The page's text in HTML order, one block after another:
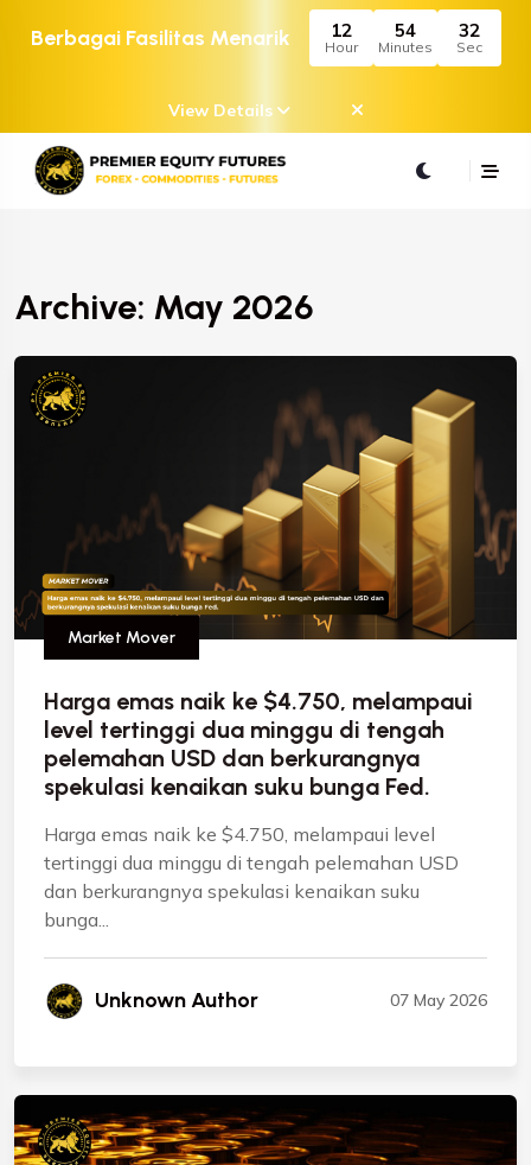
Berbagai Fasilitas Menarik 12
Hour
54
Minutes
32
Sec
View Details
Archive: May 2026
Market Mover
Harga emas naik ke $4.750, melampaui
level tertinggi dua minggu di tengah
pelemahan USD dan berkurangnya
spekulasi kenaikan suku bunga Fed.
Harga emas naik ke $4.750, melampaui level
tertinggi dua minggu di tengah pelemahan USD
dan berkurangnya spekulasi kenaikan suku
bunga...
Unknown Author 07 May 2026